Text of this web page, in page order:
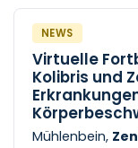
Zentrumfür
Roman-Ulrich
Erkrankungen
die NRW-ZSE
Zentrum für
[...] Dr. Mina
Erkrankungen
wenn Warten
NEWS
Virtuelle
Kolibris und
Mühlenbein,